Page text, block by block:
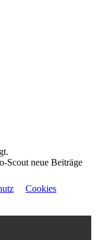
Scout neue Beiträge
Cookies